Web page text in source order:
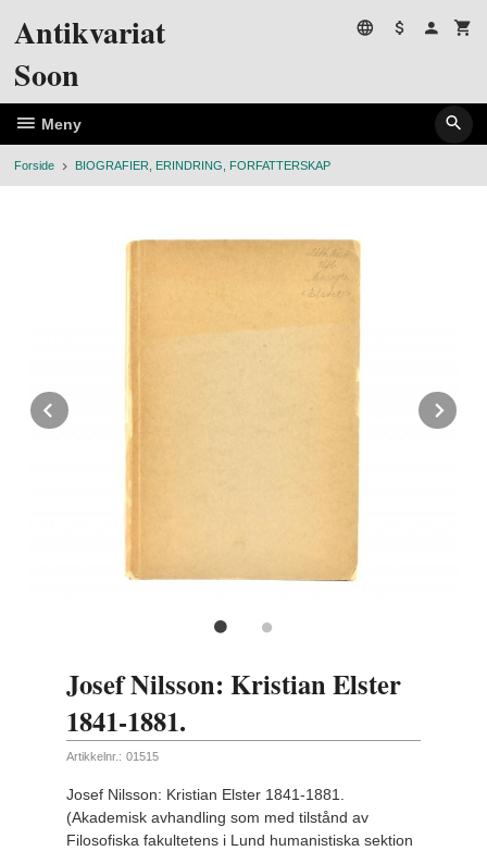
Antikvariat
Soon
Meny
Forside BIOGRAFIER, ERINDRING, FORFATTERSKAP
Prev
Josef Nilsson: Kristian Elster
1841-1881.
Artikkelnr.: 01515
Josef Nilsson: Kristian Elster 1841-1881.
(Akademisk avhandling som med tilstånd av
Filosofiska fakultetens i Lund humanistiska sektion